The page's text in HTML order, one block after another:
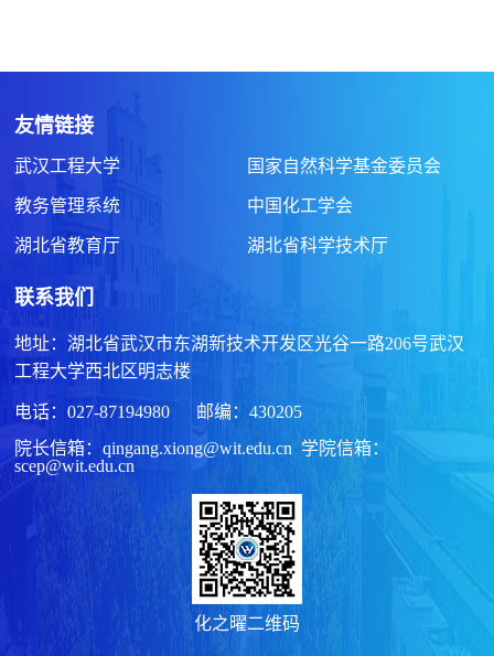
友情链接
武汉工程大学 国家自然科学基金委员会
教务管理系统 中国化工学会
湖北省教育厅 湖北省科学技术厅
联系我们
地址：湖北省武汉市东湖新技术开发区光谷一路206号武汉
工程大学西北区明志楼
电话：027-87194980 邮编：430205
院长信箱：qingang.xiong@wit.edu.cn 学院信箱：
scep@wit.edu.cn
化之曜二维码